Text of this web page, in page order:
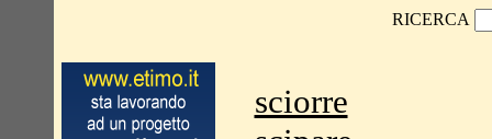
RICERCA
sciorre